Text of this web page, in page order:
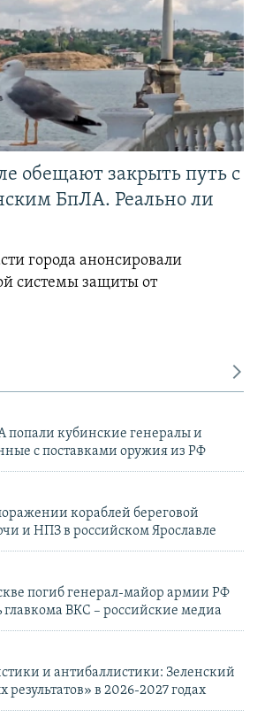
обещают закрыть путь с
БпЛА. Реально ли
города анонсировали
системы защиты от
кубинские генералы и
с поставками оружия из РФ
кораблей береговой
и НПЗ в российском Ярославле
погиб генерал-майор армии РФ
главкома ВКС – российские медиа
и антибаллистики: Зеленский
в 2026-2027 годах